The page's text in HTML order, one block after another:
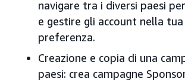
navigare tra i diversi paesi
e gestire gli account nella
preferenza.
Creazione e copia di una
paesi: crea campagne